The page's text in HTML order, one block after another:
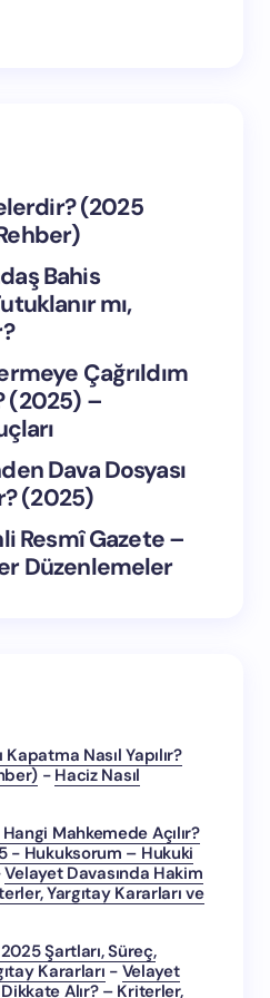
(2025
Bahis
mı,
Çağrıldım
(2025) –
Dava Dosyası
(2025)
Resmî Gazete –
Düzenlemeler
Nasıl Yapılır?
- Haciz Nasıl
Hangi Mahkemede Açılır?
- Hukuksorum – Hukuki
Velayet Davasında Hakim
Yargıtay Kararları ve
Şartları, Süreç,
Kararları - Velayet
Alır? – Kriterler,